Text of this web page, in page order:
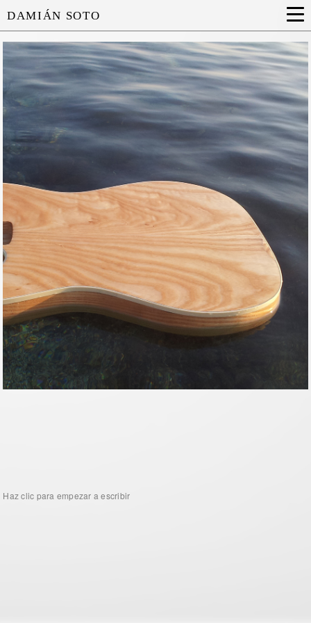
DAMIÁN SOTO
Haz clic para empezar a escribir